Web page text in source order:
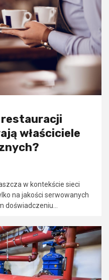
właściciele
w kontekście sieci
na jakości serwowanych
doświadczeniu...